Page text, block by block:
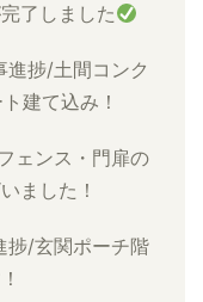
了しました
進捗/土間コンク
建て込み！
ェンス・門扉の
ました！
捗/玄関ポーチ階